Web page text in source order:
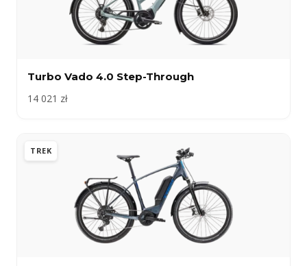
Turbo Vado 4.0 Step-Through
14 021 zł
TREK